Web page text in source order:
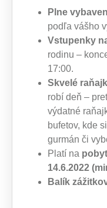
Plne
podľa vášho
Vstupenky
rodinu –
17:00.
Skvelé
robí deň –
výdatné
bufetov, kde
gurmán či
Platí na
14.6.2022
Balík